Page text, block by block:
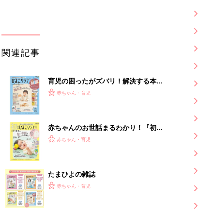
関連記事
育児の困ったがズバリ！解決する本
『ひよこクラブ 秋号』 4カ月～2才
赤ちゃん・育児
赤ちゃんのお世話まるわかり！『初め
てのひよこクラブ 夏号』〈巻頭大特
赤ちゃん・育児
たまひよの雑誌
赤ちゃん・育児